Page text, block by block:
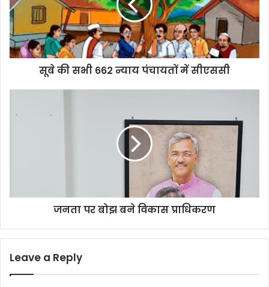
न्याय
पंचायतों
में
सीएससी
सूबे की सभी 662 न्याय पंचायतों में सीएससी
जनता पर बोझ बने विकास प्राधिकरण
Leave a Reply